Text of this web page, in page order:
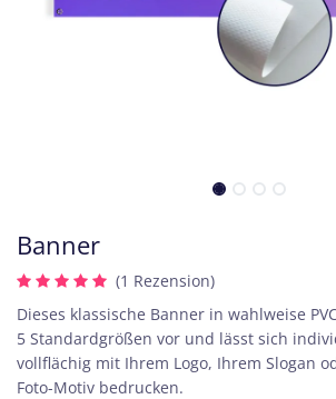
Banner
(1 Rezension)
Dieses klassische Banner in wahlweise
5 Standardgrößen vor und lässt sich
vollflächig mit Ihrem Logo, Ihrem Slogan
Foto-Motiv bedrucken.